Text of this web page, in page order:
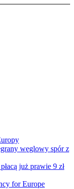
węglowy spór z
już prawie 9 zł
for Europe